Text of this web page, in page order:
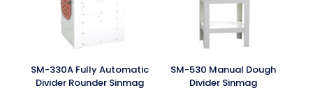
SM-330A Fully Automatic
Divider Rounder Sinmag
SM-530 Manual Dough
Divider Sinmag